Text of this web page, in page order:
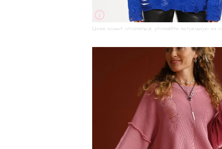
Цена может отличаться, уточняйте актуальную на